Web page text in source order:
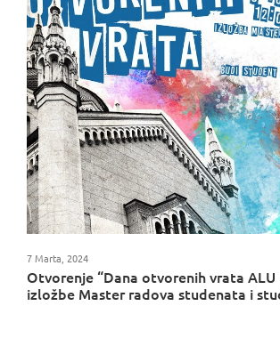
Otvorenje “Dana otvorenih vrata ALU
izložbe Master radova studenata i
7 Marta, 2024